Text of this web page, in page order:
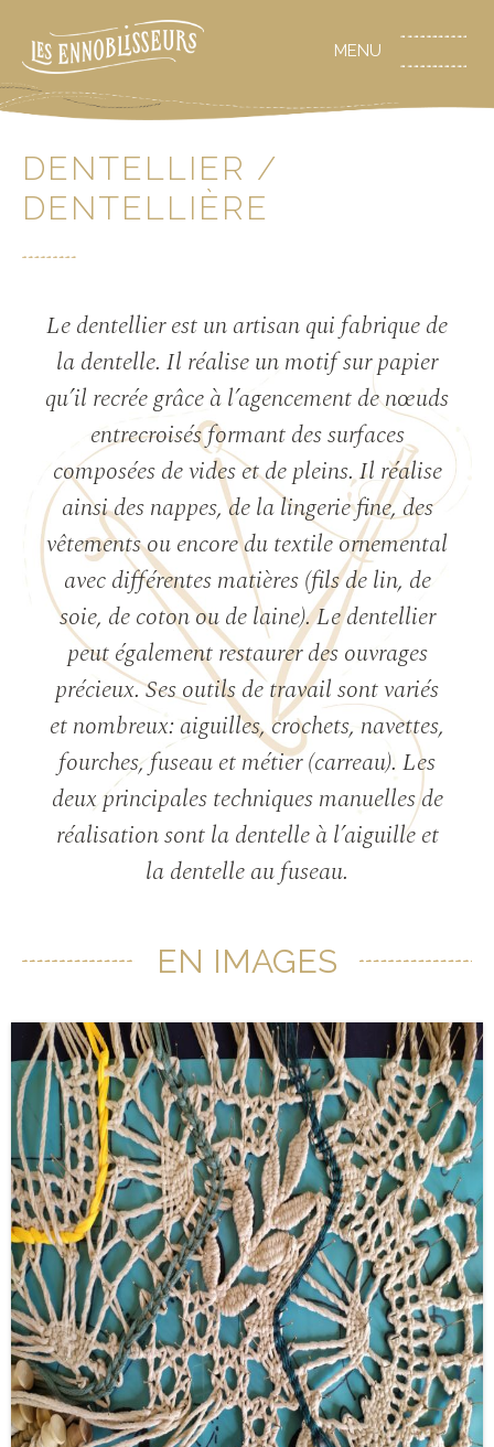
DENTELLIER /
DENTELLIÈRE
Le dentellier est un artisan qui fabrique de
la dentelle. Il réalise un motif sur papier
qu’il recrée grâce à l’agencement de nœuds
entrecroisés formant des surfaces
composées de vides et de pleins. Il réalise
ainsi des nappes, de la lingerie fine, des
vêtements ou encore du textile ornemental
avec différentes matières (fils de lin, de
soie, de coton ou de laine). Le dentellier
peut également restaurer des ouvrages
précieux. Ses outils de travail sont variés
et nombreux: aiguilles, crochets, navettes,
fourches, fuseau et métier (carreau). Les
deux principales techniques manuelles de
réalisation sont la dentelle à l’aiguille et
la dentelle au fuseau.
EN IMAGES